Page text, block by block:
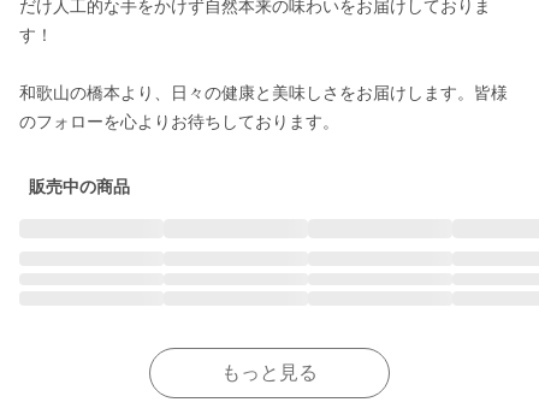
だけ人工的な手をかけず自然本来の味わいをお届けしておりま
す！
和歌山の橋本より、日々の健康と美味しさをお届けします。皆様
販売中の商品
もっと見る